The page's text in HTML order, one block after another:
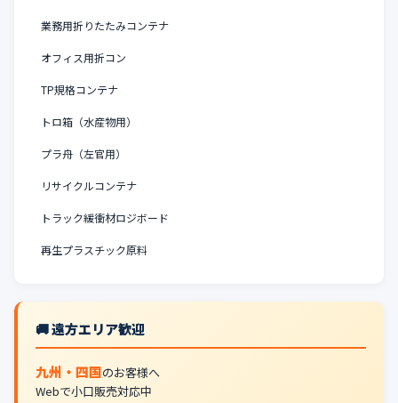
業務用折りたたみコンテナ
オフィス用折コン
TP規格コンテナ
トロ箱（水産物用）
プラ舟（左官用）
リサイクルコンテナ
トラック緩衝材ロジボード
再生プラスチック原料
🚚 遠方エリア歓迎
九州・四国のお客様へ
Webで小口販売対応中